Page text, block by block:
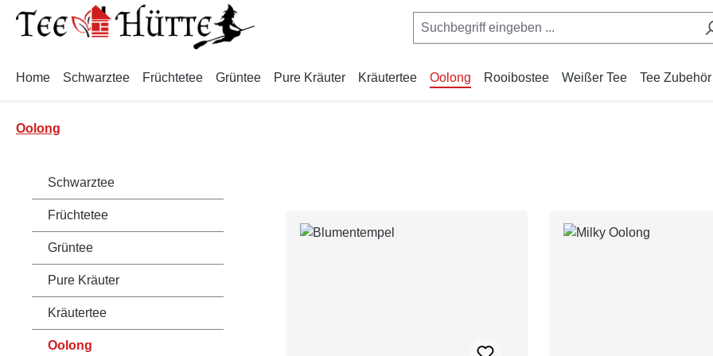
Hauptinhalt springen
Zur Suche springen
Zur Hauptnavigation springen
Home Schwarztee Früchtetee Grüntee Pure Kräuter Kräutertee Oolong Rooibostee Weißer Tee Tee Zubehör
Oolong
Schwarztee
Früchtetee
Grüntee
Pure Kräuter
Kräutertee
Oolong